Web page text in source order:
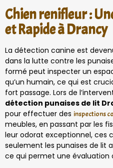
Chien renifleur :
et Rapide à Drancy
La détection canine est
dans la lutte contre les
formé peut inspecter un
qu’un humain, ce qui est
fort passage. Lors de
détection punaises de lit
pour effectuer des inspections
meubles, en passant par les
leur odorat exceptionnel, ces
seulement les punaises de lit
ce qui permet une évaluation